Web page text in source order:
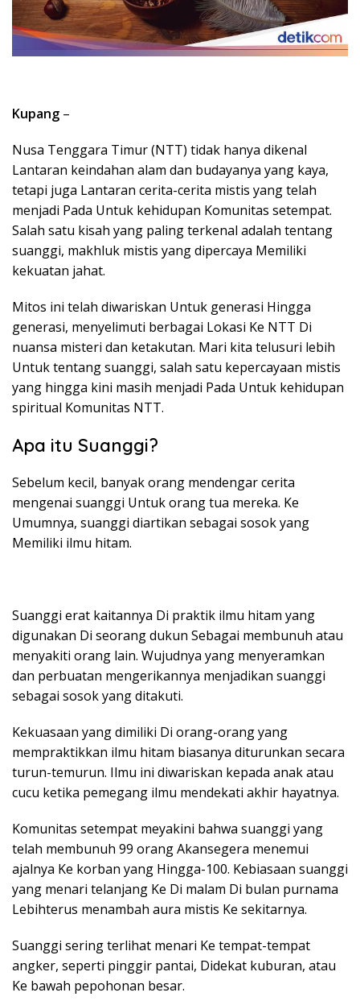
Kupang –
Nusa Tenggara Timur (NTT) tidak hanya dikenal
Lantaran keindahan alam dan budayanya yang kaya,
tetapi juga Lantaran cerita-cerita mistis yang telah
menjadi Pada Untuk kehidupan Komunitas setempat.
Salah satu kisah yang paling terkenal adalah tentang
suanggi, makhluk mistis yang dipercaya Memiliki
kekuatan jahat.
Mitos ini telah diwariskan Untuk generasi Hingga
generasi, menyelimuti berbagai Lokasi Ke NTT Di
nuansa misteri dan ketakutan. Mari kita telusuri lebih
Untuk tentang suanggi, salah satu kepercayaan mistis
yang hingga kini masih menjadi Pada Untuk kehidupan
spiritual Komunitas NTT.
Apa itu Suanggi?
Sebelum kecil, banyak orang mendengar cerita
mengenai suanggi Untuk orang tua mereka. Ke
Umumnya, suanggi diartikan sebagai sosok yang
Memiliki ilmu hitam.
Suanggi erat kaitannya Di praktik ilmu hitam yang
digunakan Di seorang dukun Sebagai membunuh atau
menyakiti orang lain. Wujudnya yang menyeramkan
dan perbuatan mengerikannya menjadikan suanggi
sebagai sosok yang ditakuti.
Kekuasaan yang dimiliki Di orang-orang yang
mempraktikkan ilmu hitam biasanya diturunkan secara
turun-temurun. Ilmu ini diwariskan kepada anak atau
cucu ketika pemegang ilmu mendekati akhir hayatnya.
Komunitas setempat meyakini bahwa suanggi yang
telah membunuh 99 orang Akansegera menemui
ajalnya Ke korban yang Hingga-100. Kebiasaan suanggi
yang menari telanjang Ke Di malam Di bulan purnama
Lebihterus menambah aura mistis Ke sekitarnya.
Suanggi sering terlihat menari Ke tempat-tempat
angker, seperti pinggir pantai, Didekat kuburan, atau
Ke bawah pepohonan besar.